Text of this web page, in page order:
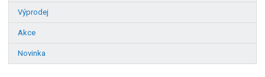
Výprodej
Akce
Novinka